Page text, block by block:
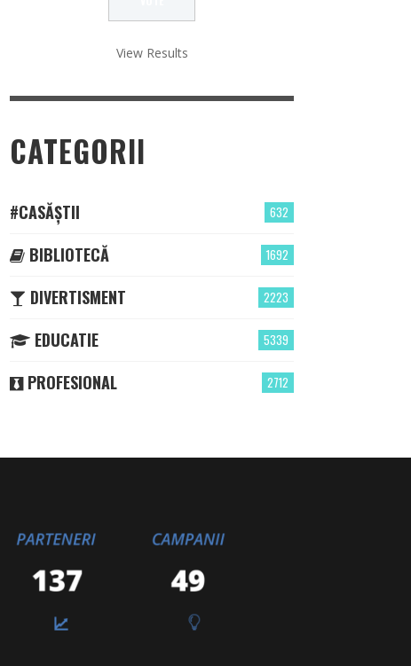
View Results
CATEGORII
632
#CASĂȘTII
1692
BIBLIOTECĂ
2223
DIVERTISMENT
5339
EDUCATIE
2712
PROFESIONAL